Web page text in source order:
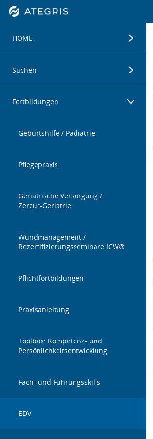
HOME
Herzlich willkommen
Suchen
Sie suchen eine bestimmte
Fortbildungen
Geburtshilfe / Pädiatrie
Pflegepraxis
Geriatrische Versorgung /
Zercur-Geriatrie
Wundmanagement /
Rezertifizierungsseminare ICW®
Pflichtfortbildungen
Praxisanleitung
Toolbox: Kompetenz- und
Persönlichkeitsentwicklung
Fach- und Führungsskills
EDV
Datentabelle mit 5 Zeilen und 11 Spalten